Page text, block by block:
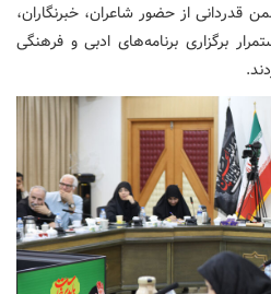
قدردانی از حضور شاعران، خبرنگاران،
برگزاری برنامه‌های ادبی و فرهنگی